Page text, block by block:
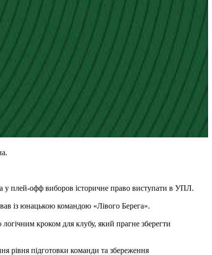
а у плей-офф виборов історичне право виступати в УПЛ.
із юнацькою командою «Лівого Берега».
кроком для клубу, який прагне зберегти
рівня підготовки команди та збереження